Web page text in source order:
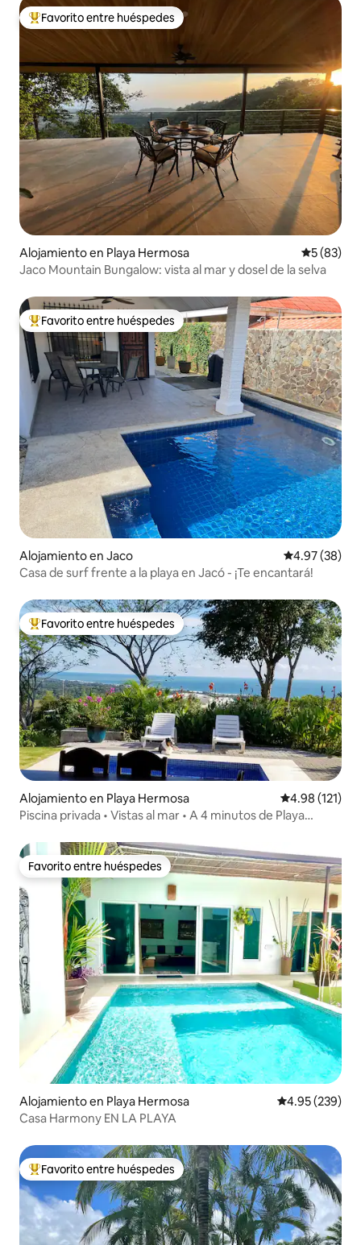
Favorito entre huéspedes preferido
Favorito entre huéspedes
Alojamiento en Playa Hermosa
5 (83)
Jaco Mountain Bungalow: vista al mar y dosel de la selva
Favorito entre huéspedes preferido
Favorito entre huéspedes
Alojamiento en Jaco Calificación
4.97 (38)
Casa de surf frente a la playa en Jacó - ¡Te encantará!
Favorito entre huéspedes preferido
Favorito entre huéspedes
Alojamiento en Playa Hermosa Calificación
4.98 (121)
Piscina privada • Vistas al mar • A 4 minutos de Playa
Favorito entre huéspedes
Favorito entre huéspedes
Alojamiento en Playa Hermosa Calificación
4.95 (239)
Casa Harmony EN LA PLAYA
Favorito entre huéspedes preferido
Favorito entre huéspedes